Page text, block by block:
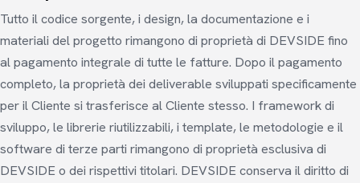
Tutto il codice sorgente, i design, la documentazione e i
materiali del progetto rimangono di proprietà di DEVSIDE fino
al pagamento integrale di tutte le fatture. Dopo il pagamento
completo, la proprietà dei deliverable sviluppati specificamente
per il Cliente si trasferisce al Cliente stesso. I framework di
sviluppo, le librerie riutilizzabili, i template, le metodologie e il
software di terze parti rimangono di proprietà esclusiva di
DEVSIDE o dei rispettivi titolari. DEVSIDE conserva il diritto di